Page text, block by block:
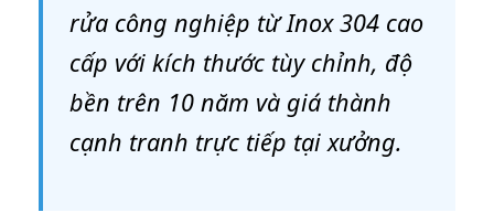
rửa công nghiệp từ Inox 304 cao
cấp với kích thước tùy chỉnh, độ
bền trên 10 năm và giá thành
cạnh tranh trực tiếp tại xưởng.